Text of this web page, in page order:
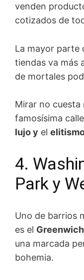
venden
cotizados de
La mayor parte
tiendas va más
de mortales
Mirar no cuesta
famosísima
lujo y el
4.
Park y
Uno de barrios
es el
una marcada
bohemia.